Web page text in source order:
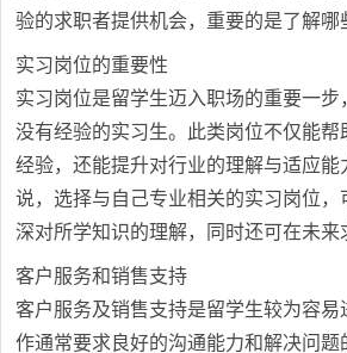
验的求职者提供机会，重要的是了解哪
实习岗位的重要性
实习岗位是留学生迈入职场的重要一步
没有经验的实习生。此类岗位不仅能
经验，还能提升对行业的理解与适应能
说，选择与自己专业相关的实习岗位，
深对所学知识的理解，同时还可在未来
客户服务和销售支持
客户服务及销售支持是留学生较为容易
作通常要求良好的沟通能力和解决问题